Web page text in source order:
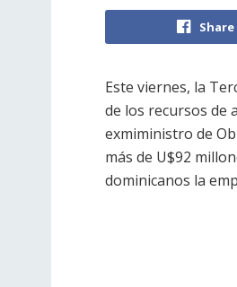
Este viernes, la
de los recursos de
exmiministro de
más de U$92
dominicanos la